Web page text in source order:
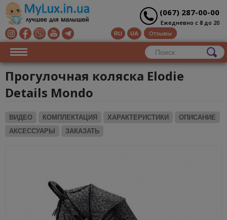
(067) 287-00-00
Ежедневно с 8 до 20
RU UA Отзывы
Прогулочная коляска Elodie
Details Mondo
ВИДЕО КОМПЛЕКТАЦИЯ ХАРАКТЕРИСТИКИ
ОПИСАНИЕ
АКСЕССУАРЫ
ЗАКАЗАТЬ